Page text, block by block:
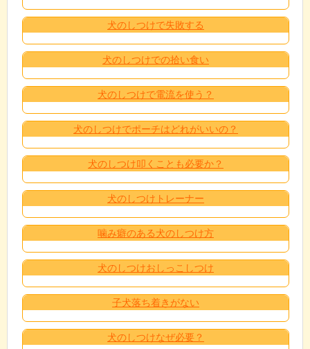
犬のしつけで失敗する
犬のしつけでの拾い食い
犬のしつけで電流を使う？
犬のしつけでポーチはどれがいいの？
犬のしつけ叩くことも必要か？
犬のしつけトレーナー
噛み癖のある犬のしつけ方
犬のしつけおしっこしつけ
子犬落ち着きがない
犬のしつけなぜ必要？